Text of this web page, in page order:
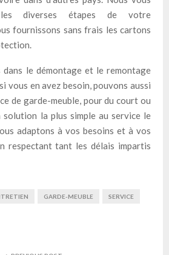
les diverses étapes de votre
fournissons sans frais les cartons
dans le démontage et le remontage
vous en avez besoin, pouvons aussi
de garde-meuble, pour du court ou
la plus simple au service le
adaptons à vos besoins et à vos
respectant tant les délais impartis
GARDE-MEUBLE SERVICE